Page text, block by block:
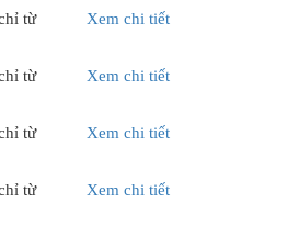
từ
Xem chi tiết
từ
Xem chi tiết
từ
Xem chi tiết
từ
Xem chi tiết